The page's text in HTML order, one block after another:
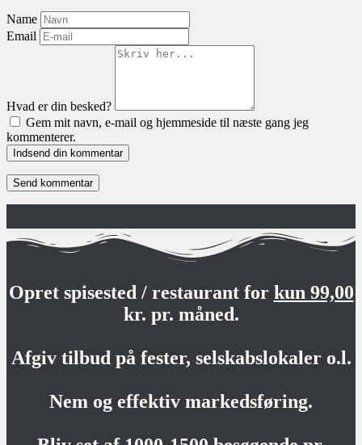
Name
Email
Hvad er din besked?
Gem mit navn, e-mail og hjemmeside til næste gang jeg
kommenterer.
Indsend din kommentar
Opret spisested / restaurant for kun 99,00
kr. pr. måned.
Afgiv tilbud på fester, selskabslokaler o.l.
Nem og effektiv markedsføring.